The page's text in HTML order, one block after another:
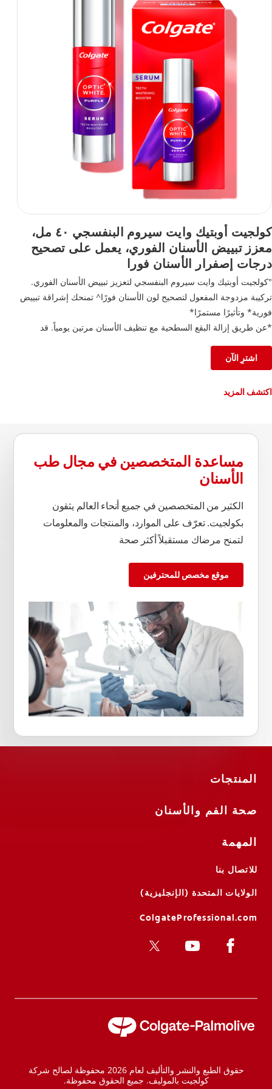
كولجيت أوبتيك وايت سيروم البنفسجي ٤٠ مل،
معزز تبييض الأسنان الفوري، يعمل على تصحيح
درجات إصفرار الأسنان فورا
"كولجيت أوبتيك وايت سيروم البنفسجي لتعزيز تبييض الأسنان الفوري.
تركيبة مزدوجة المفعول لتصحيح لون الأسنان فورًا^ تمنحك إشراقة تبييض
فورية* وتأثيرًا مستمرًا*
*عن طريق إزالة البقع السطحية مع تنظيف الأسنان مرتين يومياً. قد
^التأثير مؤقت."
اشترِ الآن
اكتشف المزيد
مساعدة المتخصصين في مجال طب
الأسنان
الكثير من المتخصصين في جميع أنحاء العالم يثقون
بكولجيت. تعرّف على الموارد، والمنتجات والمعلومات
لتمنح مرضاك مستقبلاً أكثر صحة
موقع مخصص للمحترفين
المنتجات
صحة الفم والأسنان
المهمة
للاتصال بنا
الولايات المتحدة (الإنجليزية)
ColgateProfessional.com
حقوق الطبع والنشر والتأليف لعام 2026 محفوظة لصالح شركة
كولجيت بالموليف. جميع الحقوق محفوظة.